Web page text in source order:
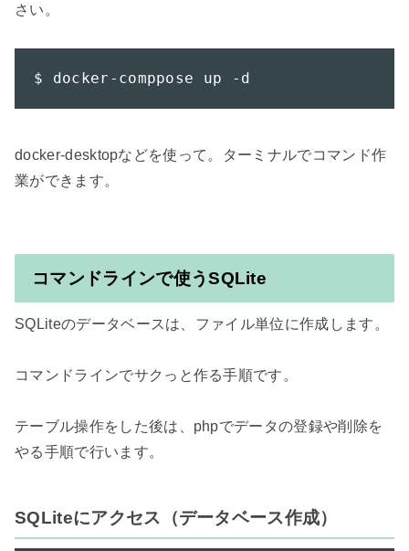
さい。
$ docker-comppose up -d
docker-desktopなどを使って。ターミナルでコマンド作
業ができます。
コマンドラインで使うSQLite
SQLiteのデータベースは、ファイル単位に作成します。
コマンドラインでサクっと作る手順です。
テーブル操作をした後は、phpでデータの登録や削除を
やる手順で行います。
SQLiteにアクセス（データベース作成）